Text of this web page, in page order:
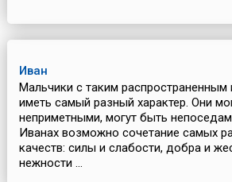
Иван
Мальчики с таким распространенным
иметь самый разный характер. Они
неприметными, могут быть
Иванах возможно сочетание самых
качеств: силы и слабости, добра и
нежности ...